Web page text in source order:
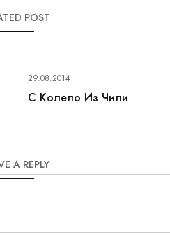
POST
29.08.2014
С Колело Из Чили
A REPLY